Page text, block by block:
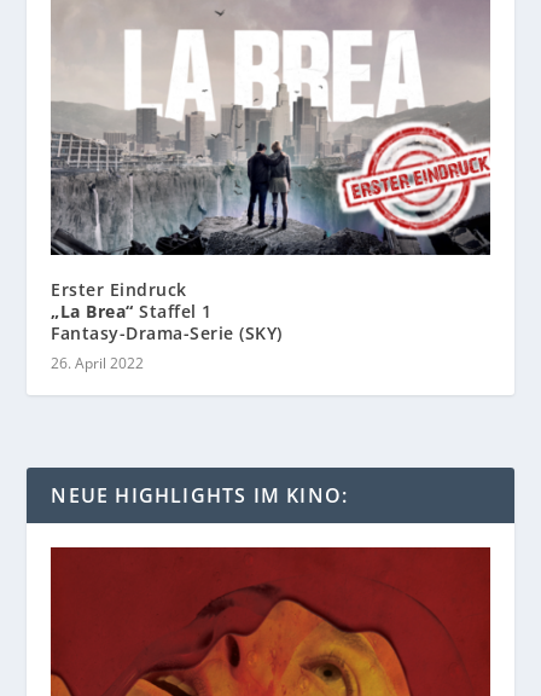
Erster Eindruck
„La Brea“Staffel 1
Fantasy-Drama-Serie (SKY)
26. April 2022
NEUE HIGHLIGHTS IM KINO: